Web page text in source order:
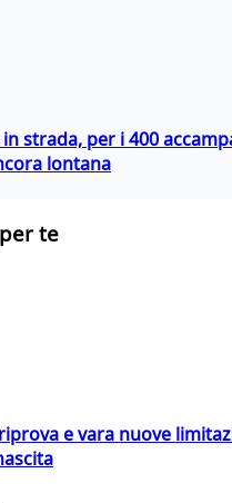
strada, per i 400
lontana
te
e vara nuove